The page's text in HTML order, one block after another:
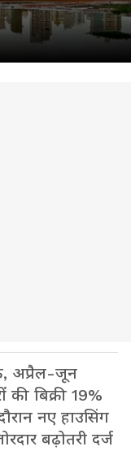
अप्रैल-जून
बिक्री 19%
नए हाउसिंग
बढ़ोतरी दर्ज